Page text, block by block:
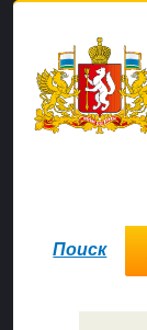
Поиск